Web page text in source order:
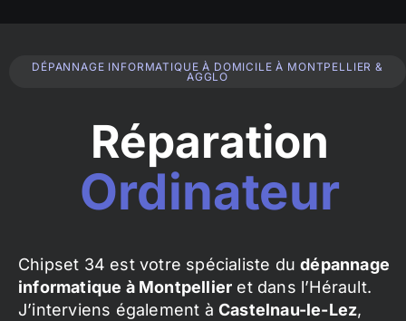
DÉPANNAGE INFORMATIQUE À DOMICILE À MONTPELLIER &
AGGLO
Réparation
Ordinateur
Chipset 34 est votre spécialiste dudépannage
informatique à Montpellier et dans l’Hérault.
J’interviens également à Castelnau-le-Lez,